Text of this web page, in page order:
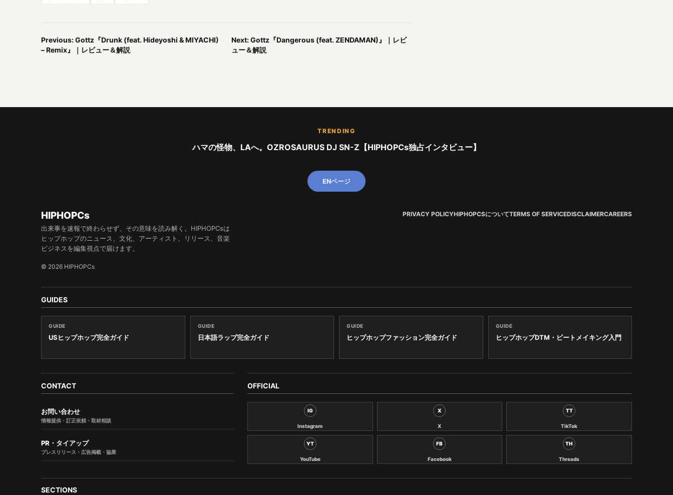
Previous: Gottz『Drunk (feat. Hideyoshi & MIYACHI)
– Remix』｜レビュー＆解説
Next: Gottz『Dangerous (feat. ZENDAMAN)』｜レビ
ュー＆解説
TRENDING
ハマの怪物、LAへ。OZROSAURUS DJ SN-Z【HIPHOPCs独占インタビュー】
ENページ
HIPHOPCs
出来事を速報で終わらせず、その意味を読み解く。HIPHOPCsは
ヒップホップのニュース、文化、アーティスト、リリース、音楽
ビジネスを編集視点で届けます。
© 2026 HIPHOPCs
PRIVACY POLICYHIPHOPCSについてTERMS OF SERVICEDISCLAIMERCAREERS
GUIDES
GUIDE
USヒップホップ完全ガイド
GUIDE
日本語ラップ完全ガイド
GUIDE
ヒップホップファッション完全ガイド
GUIDE
ヒップホップDTM・ビートメイキング入門
CONTACT
お問い合わせ
情報提供・訂正依頼・取材相談
PR・タイアップ
プレスリリース・広告掲載・協業
OFFICIAL
IG
Instagram
X
X
TT
TikTok
YT
YouTube
FB
Facebook
TH
Threads
SECTIONS